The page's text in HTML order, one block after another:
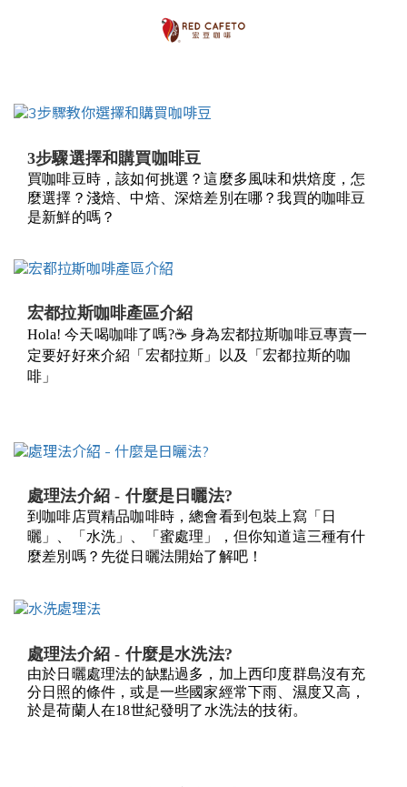
3步驟選擇和購買咖啡豆
買咖啡豆時，該如何挑選？這麼多風味和烘焙度，怎
麼選擇？淺焙、中焙、深焙差別在哪？我買的咖啡豆
是新鮮的嗎？
宏都拉斯咖啡產區介紹
Hola! 今天喝咖啡了嗎?☕️身為宏都拉斯咖啡豆專賣一
定要好好來介紹「宏都拉斯」以及「宏都拉斯的咖
啡」
處理法介紹 - 什麼是日曬法?
到咖啡店買精品咖啡時，總會看到包裝上寫「日
曬」、「水洗」、「蜜處理」， 但你知道這三種有什
麼差別嗎？先從日曬法開始了解吧！
處理法介紹 - 什麼是水洗法?
由於日曬處理法的缺點過多，加上西印度群島沒有充
分日照的條件，或是一些國家經常下雨、濕度又高，
於是荷蘭人在18世紀發明了水洗法的技術。